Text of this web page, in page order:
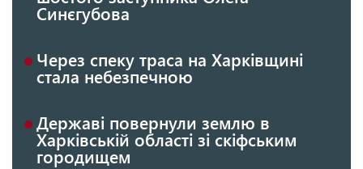
Синєгубова
Через спеку траса на Харківщині
стала небезпечною
Державі повернули землю в
Харківській області зі скіфським
городищем